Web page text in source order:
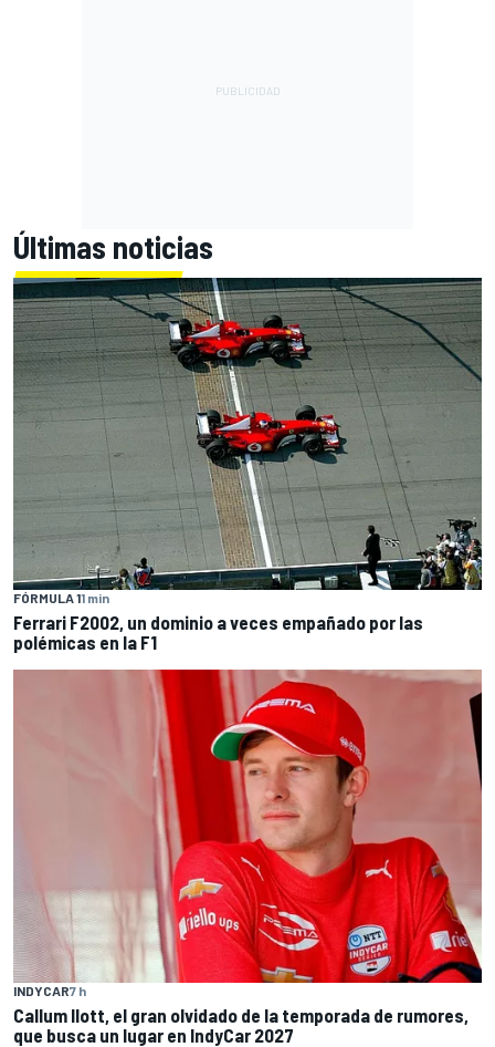
Últimas noticias
FÓRMULA 11 min
Ferrari F2002, un dominio a veces empañado por las
polémicas en la F1
INDYCAR7 h
Callum Ilott, el gran olvidado de la temporada de rumores,
que busca un lugar en IndyCar 2027